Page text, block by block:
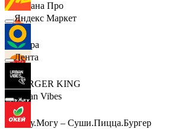
Лемана Про
7 утра
BURGER KING
Хочу.Могу – Суши.Пицца.Бургер
Яндекс Маркет
Лента
Urban Vibes